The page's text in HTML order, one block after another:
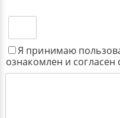
Я принимаю
ознакомлен и согласен